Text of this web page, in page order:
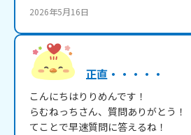
2026年5月16日
正直・・・・・
こんにちはりりめんです！
らむねっちさん、質問ありがとう！
てことで早速質問に答えるね！